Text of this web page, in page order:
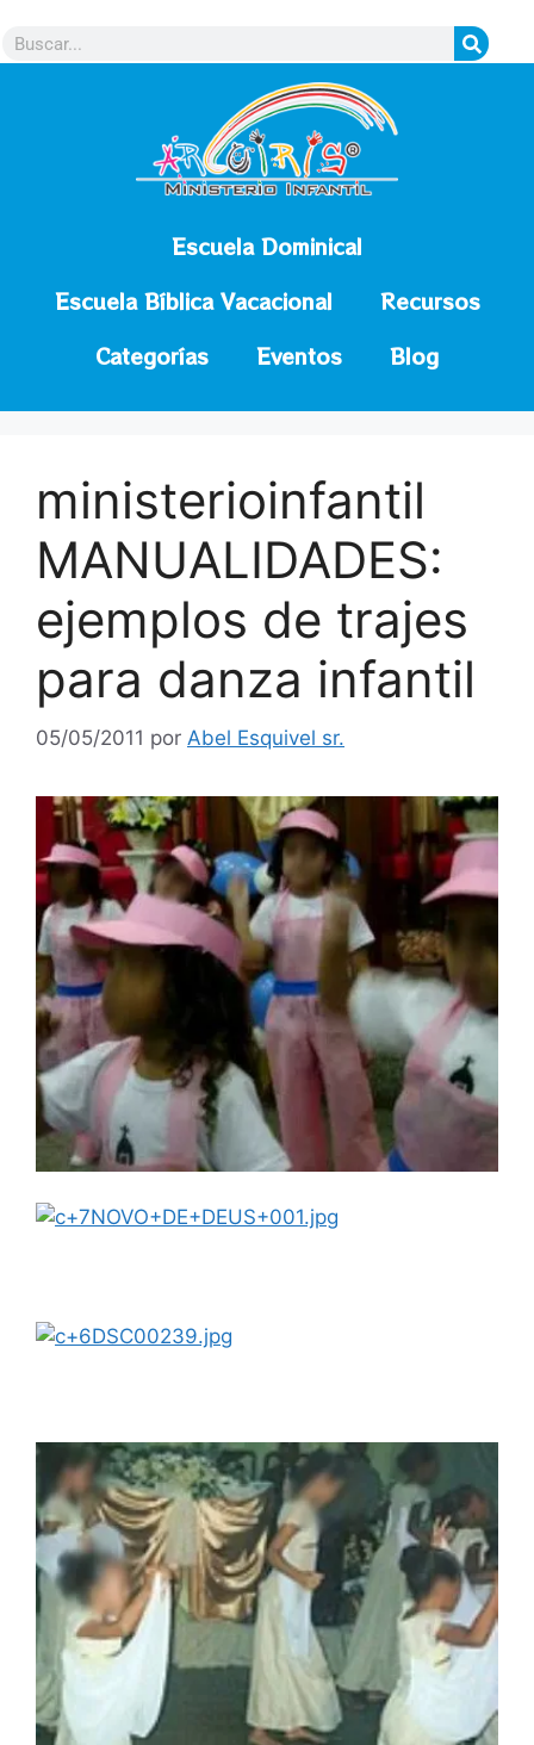
Escuela Dominical
Escuela Bíblica Vacacional
Recursos
Categorías
Eventos Blog
ministerioinfantil
MANUALIDADES:
ejemplos de trajes
para danza infantil
05/05/2011 por Abel Esquivel sr.